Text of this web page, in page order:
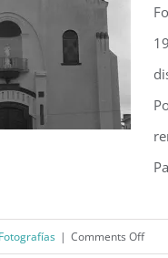
(1941)
Fotografías | Comments Offon